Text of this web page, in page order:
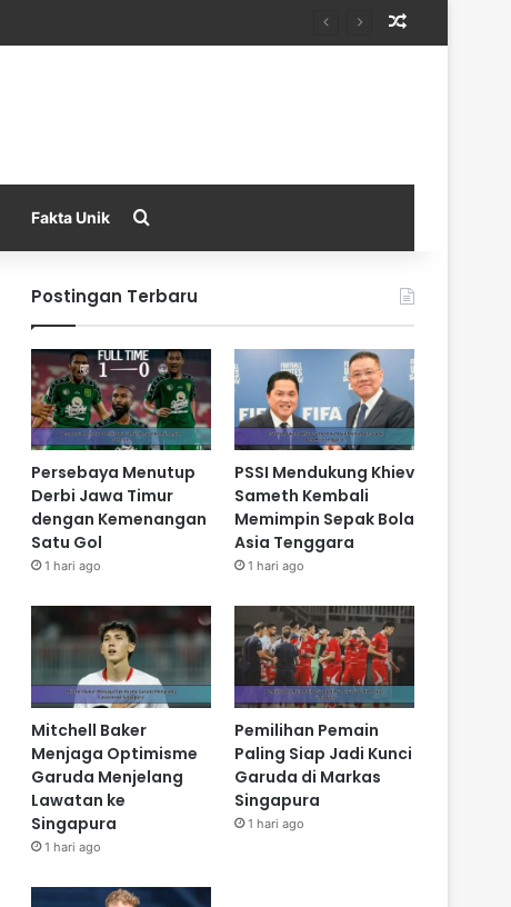
Fakta Unik
Postingan Terbaru
Persebaya Menutup
Derbi Jawa Timur
dengan Kemenangan
Satu Gol
1 hari ago
PSSI Mendukung Khiev
Sameth Kembali
Memimpin Sepak Bola
Asia Tenggara
1 hari ago
Mitchell Baker
Menjaga Optimisme
Garuda Menjelang
Lawatan ke
Singapura
1 hari ago
Pemilihan Pemain
Paling Siap Jadi Kunci
Garuda di Markas
Singapura
1 hari ago